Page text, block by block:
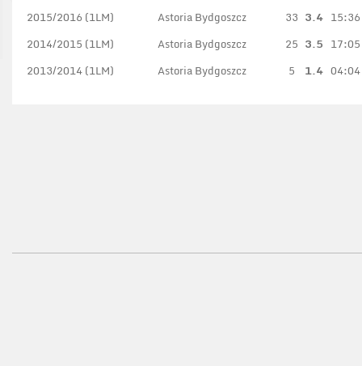
2015/2016 (1LM)
Astoria Bydgoszcz 33 3.4 15:36
2014/2015 (1LM)
Astoria Bydgoszcz 25 3.5 17:05
2013/2014 (1LM)
Astoria Bydgoszcz 5 1.4 04:04